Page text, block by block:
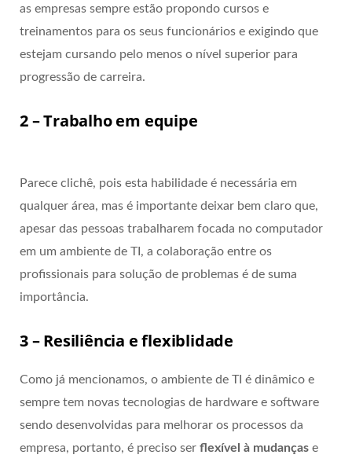
as empresas sempre estão propondo cursos e
treinamentos para os seus funcionários e exigindo que
estejam cursando pelo menos o nível superior para
progressão de carreira.
2 – Trabalho em equipe
Parece clichê, pois esta habilidade é necessária em
qualquer área, mas é importante deixar bem claro que,
apesar das pessoas trabalharem focada no computador
em um ambiente de TI, a colaboração entre os
profissionais para solução de problemas é de suma
importância.
3 – Resiliência e flexiblidade
Como já mencionamos, o ambiente de TI é dinâmico e
sempre tem novas tecnologias de hardware e software
sendo desenvolvidas para melhorar os processos da
empresa, portanto, é preciso ser flexível à mudanças e